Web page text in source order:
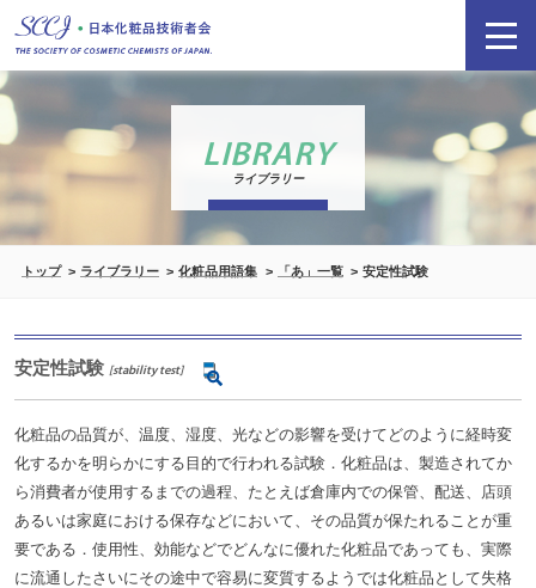
LIBRARY
ライブラリー
トップ ライブラリー 化粧品用語集 「あ」一覧 安定性試験
安定性試験 [stability test]
化粧品の品質が、温度、湿度、光などの影響を受けてどのように経時変
化するかを明らかにする目的で行われる試験．化粧品は、製造されてか
ら消費者が使用するまでの過程、たとえば倉庫内での保管、配送、店頭
あるいは家庭における保存などにおいて、その品質が保たれることが重
要である．使用性、効能などでどんなに優れた化粧品であっても、実際
に流通したさいにその途中で容易に変質するようでは化粧品として失格